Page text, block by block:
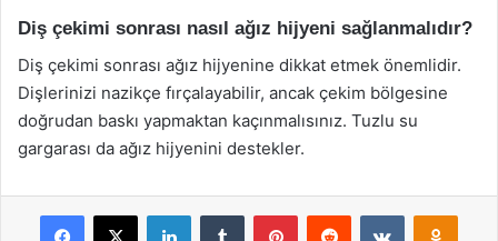
Diş çekimi sonrası nasıl ağız hijyeni sağlanmalıdır?
Diş çekimi sonrası ağız hijyenine dikkat etmek önemlidir.
Dişlerinizi nazikçe fırçalayabilir, ancak çekim bölgesine
doğrudan baskı yapmaktan kaçınmalısınız. Tuzlu su
gargarası da ağız hijyenini destekler.
Facebook
X LinkedInTumblr PinterestReddit VKontakte